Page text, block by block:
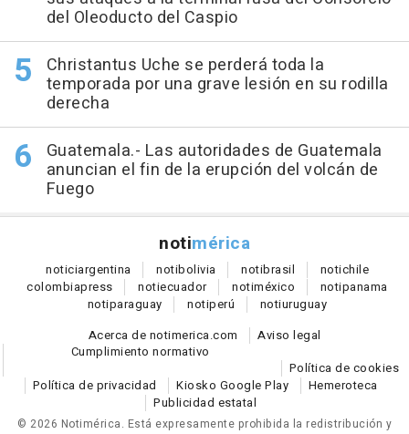
del Oleoducto del Caspio
Christantus Uche se perderá toda la
temporada por una grave lesión en su rodilla
derecha
Guatemala.- Las autoridades de Guatemala
anuncian el fin de la erupción del volcán de
Fuego
notimérica
noticiargentina notibolivia notibrasil notichile
colombiapress notiecuador notiméxico notipanama
notiparaguay notiperú notiuruguay
Acerca de notimerica.com
Aviso legal
Cumplimiento normativo
Política de cookies
Política de privacidad
Kiosko Google Play
Hemeroteca
Publicidad estatal
© 2026 Notimérica. Está expresamente prohibida la redistribución y